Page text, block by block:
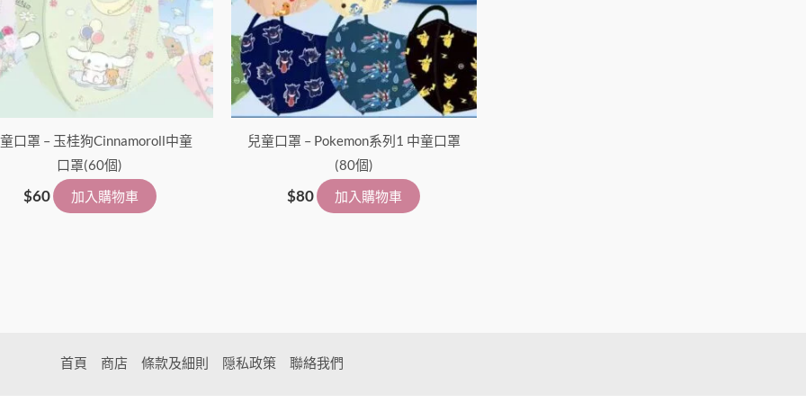
口罩 – 玉桂狗Cinnamoroll中童
口罩(60個)
$60 加入購物車
兒童口罩 – Pokemon系列1 中童口罩
(80個)
$80 加入購物車
首頁 商店 條款及細則 隠私政策 聯絡我們